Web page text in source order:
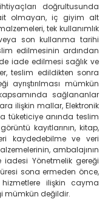
doğrultusunda
olmayan, iç giyim alt
tek kullanımlık
son kullanma tarihi
edilmesinin ardından
iade edilmesi sağlık ve
teslim edildikten sonra
ayrıştırılması mümkün
sağlananlar
ilişkin mallar, Elektronik
tüketiciye anında teslim
kayıtlarının, kitap,
kaydedebilme ve veri
ambalajının
iadesi Yönetmelik gereği
sona ermeden önce,
ilişkin cayma
mümkün değildir.